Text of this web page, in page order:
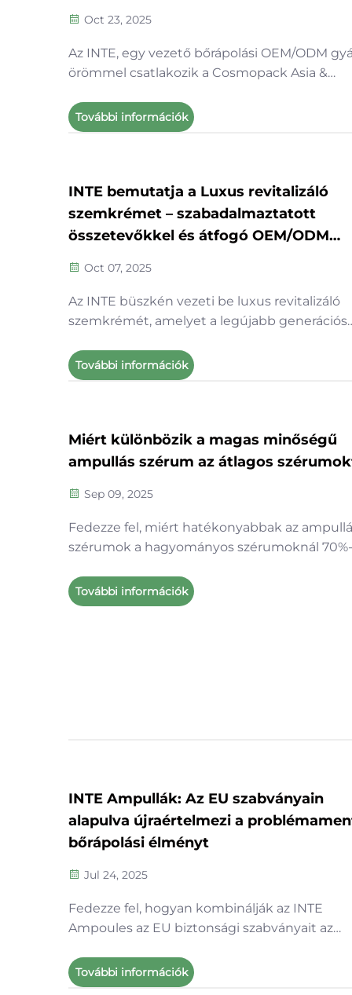
Oct 23, 2025
Az INTE, egy vezető bőrápolási OEM/ODM
örömmel csatlakozik a Cosmopack Asia &
szépségipari ellátási lánc eseményéhez, amely
2025. november 11–13. között kerül
További információk
INTE bemutatja a Luxus revitalizáló
szemkrémet – szabadalmaztatott
összetevőkkel és átfogó OEM/ODM
megoldásokkal
Oct 07, 2025
Az INTE büszkén vezeti be luxus revitalizáló
szemkrémét, amelyet a legújabb generációs
fejlesztettek ki, hogy forradalmasítsa a
szemápolást. CalmYang™ hatóanyagot
hoztak létre évekig tartó munkával)
További információk
Miért különbözik a magas minőségű
ampullás szérum az átlagos
Sep 09, 2025
Fedezze fel, miért hatékonyabbak az
szérumok a hagyományos szérumoknál 70%-
felszívódással és bizonyított eredményekkel
ráncok, sötét foltok és hidratáció
További információk
INTE Ampullák: Az EU szabványain
alapulva újraértelmezi a
bőrápolási élményt
Jul 24, 2025
Fedezze fel, hogyan kombinálják az INTE
Ampoules az EU biztonsági szabványait az
környezetbarát bőrápolási megoldást
Kerülje el a törések és szennyeződések
További információk